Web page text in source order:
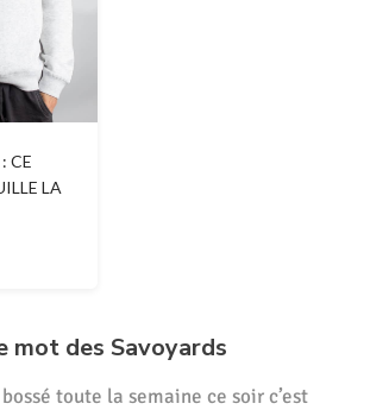
CE
LA
mot des Savoyards
toute la semaine ce soir c’est